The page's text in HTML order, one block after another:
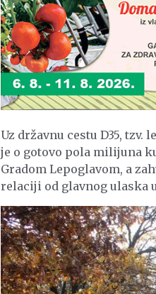
Uz državnu cestu D35,
je o gotovo pola milijuna
Gradom Lepoglavom, a
relaciji od glavnog ulaska